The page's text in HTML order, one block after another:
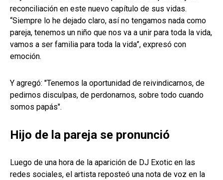
reconciliación en este nuevo capítulo de sus vidas.
“Siempre lo he dejado claro, así no tengamos nada como
pareja, tenemos un niño que nos va a unir para toda la vida,
vamos a ser familia para toda la vida”, expresó con
emoción.
Y agregó: "Tenemos la oportunidad de reivindicarnos, de
pedirnos disculpas, de perdonarnos, sobre todo cuando
somos papás".
Hijo de la pareja se pronunció
Luego de una hora de la aparición de DJ Exotic en las
redes sociales, el artista reposteó una nota de voz en la